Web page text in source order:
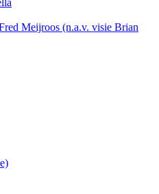
Meijroos (n.a.v. visie Brian